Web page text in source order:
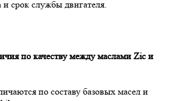
срок службы двигателя.
по качеству между маслами Zic и
по составу базовых масел и